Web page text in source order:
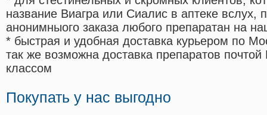
название Виагра или Сиалис в аптеке вслух,
анонимныого заказа любого препаратан на
* быстрая и удобная доставка курьером по
так же возможна доставка препаратов
классом
Покупать у нас выгодно